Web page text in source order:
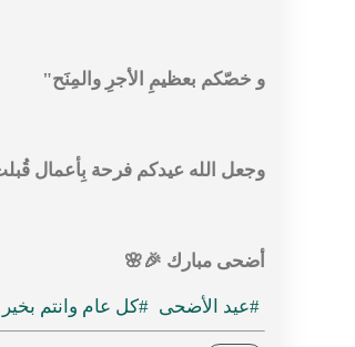
و خصّكم بعظيمِ الأجرِ والمِنَح"
وجعل الله عيدكم فرحة بِأعمال
أضحى مبارك 🎉🌸
#عيد الأضحى #كل عام وانتم بخير